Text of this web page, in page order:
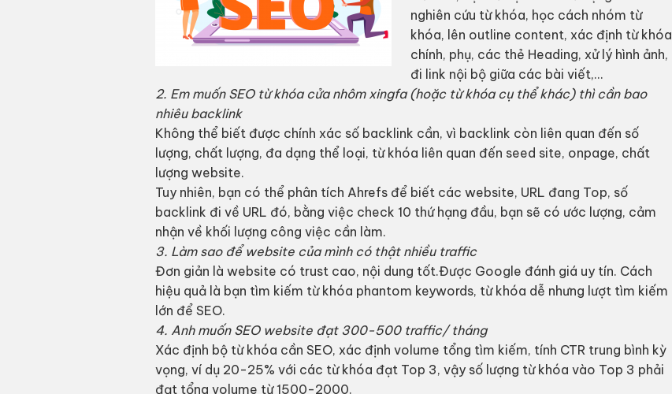
nghiên cứu từ khóa, học cách nhóm từ
khóa, lên outline content, xác định từ khóa
chính, phụ, các thẻ Heading, xử lý hình ảnh,
đi link nội bộ giữa các bài viết,…
2. Em muốn SEO từ khóa cửa nhôm xingfa (hoặc từ khóa cụ thể khác) thì cần bao
nhiêu backlink
Không thể biết được chính xác số backlink cần, vì backlink còn liên quan đến số
lượng, chất lượng, đa dạng thể loại, từ khóa liên quan đến seed site, onpage, chất
lượng website.
Tuy nhiên, bạn có thể phân tích Ahrefs để biết các website, URL đang Top, số
backlink đi về URL đó, bằng việc check 10 thứ hạng đầu, bạn sẽ có ước lượng, cảm
nhận về khối lượng công việc cần làm.
3. Làm sao để website của mình có thật nhiều traffic
Đơn giản là website có trust cao, nội dung tốt.Được Google đánh giá uy tín. Cách
hiệu quả là bạn tìm kiếm từ khóa phantom keywords, từ khóa dễ nhưng lượt tìm kiếm
lớn để SEO.
4. Anh muốn SEO website đạt 300-500 traffic/ tháng
Xác định bộ từ khóa cần SEO, xác định volume tổng tìm kiếm, tính CTR trung bình kỳ
vọng, ví dụ 20-25% với các từ khóa đạt Top 3, vậy số lượng từ khóa vào Top 3 phải
đạt tổng volume từ 1500-2000.